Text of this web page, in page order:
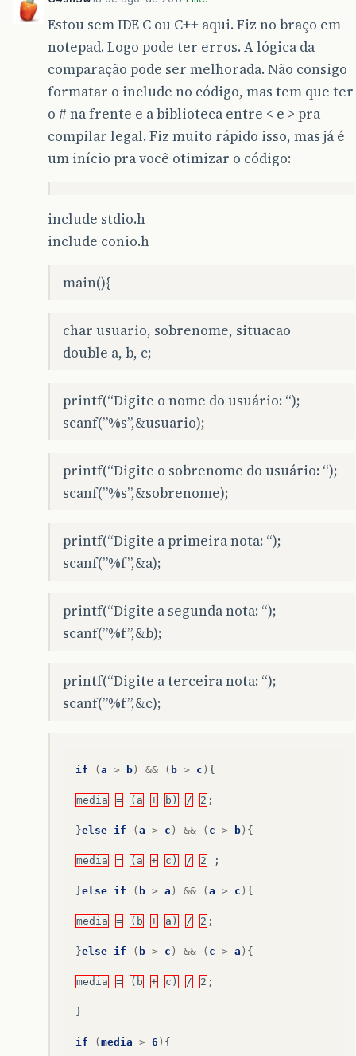
Estou sem IDE C ou C++ aqui. Fiz no braço em
notepad. Logo pode ter erros. A lógica da
comparação pode ser melhorada. Não consigo
formatar o include no código, mas tem que ter
o # na frente e a biblioteca entre < e > pra
compilar legal. Fiz muito rápido isso, mas já é
um início pra você otimizar o código:
include stdio.h
include conio.h
main(){
char usuario, sobrenome, situacao
double a, b, c;
printf(“Digite o nome do usuário: “);
scanf(”%s”,&usuario);
printf(“Digite o sobrenome do usuário: “);
scanf(”%s”,&sobrenome);
printf(“Digite a primeira nota: “);
scanf(”%f”,&a);
printf(“Digite a segunda nota: “);
scanf(”%f”,&b);
printf(“Digite a terceira nota: “);
scanf(”%f”,&c);
if ( a > b ) && ( b > c ) {
media = (a + b) / 2 ;
}else if ( a > c ) && ( c > b ) {
media = (a + c) / 2 ;
}else if ( b > a ) && ( a > c ) {
media = (b + a) / 2 ;
}else if ( b > c ) && ( c > a ) {
media = (b + c) / 2 ;
}
if ( media > 6 ) {